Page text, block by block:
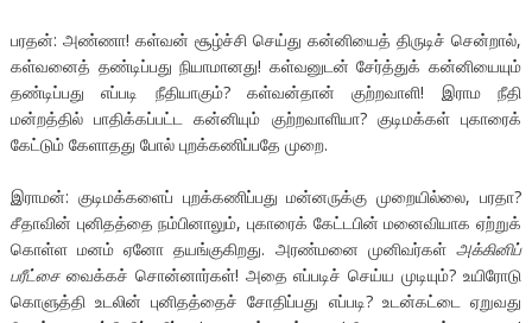
பரதன்: அண்ணா! கள்வன் சூழ்ச்சி செய்து கன்னியைத் திருடிச் சென்றால்,
கள்வனைத் தண்டிப்பது நியாமானது! கள்வனுடன் சேர்த்துக் கன்னியையும்
தண்டிப்பது எப்படி நீதியாகும்? கள்வன்தான் குற்றவாளி! இராம நீதி
மன்றத்தில் பாதிக்கப்பட்ட கன்னியும் குற்றவாளியா? குடிமக்கள் புகாரைக்
கேட்டும் கேளாதது போல் புறக்கணிப்பதே முறை.
இராமன்: குடிமக்களைப் புறக்கணிப்பது மன்னருக்கு முறையில்லை, பரதா?
சீதாவின் புனிதத்தை நம்பினாலும், புகாரைக் கேட்டபின் மனைவியாக ஏற்றுக்
கொள்ள மனம் ஏனோ தயங்குகிறது. அரண்மனை முனிவர்கள்அக்கினிப்
பரீட்சைவைக்கச் சொன்னார்கள்! அதை எப்படிச் செய்ய முடியும்? உயிரோடு
கொளுத்தி உடலின் புனிதத்தைச் சோதிப்பது எப்படி? உடன்கட்டை ஏறுவது